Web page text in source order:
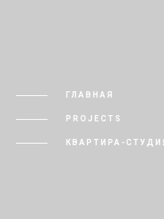
ГЛАВНАЯ
PROJECTS
КВАРТИРА-